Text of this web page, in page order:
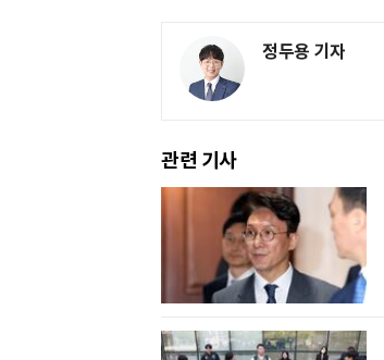
정두용 기자
관련 기사